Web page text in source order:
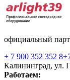
официальный
+ 7 900 352 352 8
Калининград, ул.
Работаем: